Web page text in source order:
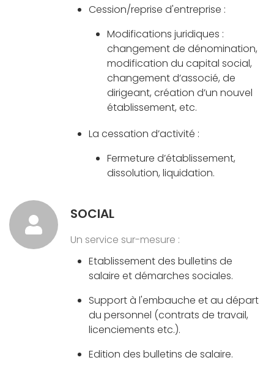
Cession/reprise d'entreprise :
Modifications juridiques :
changement de dénomination,
modification du capital social,
changement d’associé, de
dirigeant, création d’un nouvel
établissement, etc.
La cessation d’activité :
Fermeture d’établissement,
dissolution, liquidation.
SOCIAL
Un service sur-mesure :
Etablissement des bulletins de
salaire et démarches sociales.
Support à l'embauche et au départ
du personnel (contrats de travail,
licenciements etc.).
Edition des bulletins de salaire.